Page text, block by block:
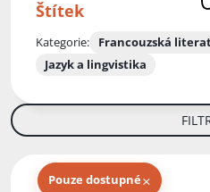
Štítek
Kategorie: Francouzská
Jazyk a lingvistika
Pouze dostupné×